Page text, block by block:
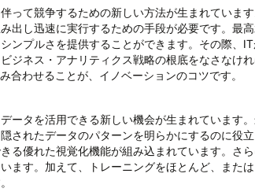
って競争するための新しい方法が生まれていま
出し迅速に実行するための手段が必要です。最
ンプルさを提供することができます。その際、
ジネス・アナリティクス戦略の根底をなさなけ
わせることが、イノベーションのコツです。
ータを活用できる新しい機会が生まれています。
されたデータのパターンを明らかにするのに役立
る優れた視覚化機能が組み込まれています。さ
ます。加えて、トレーニングをほとんど、また